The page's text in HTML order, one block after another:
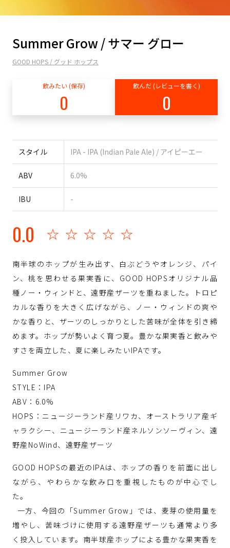
Summer Grow / サマー グロー
GOOD HOPS / グッド ホップス
飲みたい (保存)
0
飲んだ (レビューを書く)
0
スタイル IPA - IPA (Indian Pale Ale) / アイピーエー
ABV 6.0%
IBU -
0.0 ☆☆☆☆☆
南半球のホップが生み出す、白ぶどうやオレンジ、パイ
ン、桃を思わせる果実香に、GOOD HOPSオリジナル品
種ノー・ウィンドと、遠野産ザーツを重ねました。トロピ
カルな香りを大きく広げながら、ノー・ウィンドの爽や
かな香りと、ザーツのしっかりとした苦味が全体を引き締
めます。ホップが勢いよく育つ夏。豊かな果実香と飲みや
すさを両立した、夏に楽しみたいIPAです。
Summer Grow
STYLE：IPA
ABV：6.0%
HOPS：ニュージーランド産リワカ、オーストラリア産ギ
ャラクシー、ニュージーランド産ネルソンソーヴィン、遠
野産NoWind、遠野産ザーツ
GOOD HOPSの最近のIPAは、ホップの香りを前面に出し
ながら、やわらかな飲み口を重視したものが中心でし
た。
一方、今回の「Summer Grow」では、麦芽の使用量を
増やし、苦味づけに使用する遠野産ザーツも通常より多
く投入しています。南半球産ホップによる豊かな果実香を